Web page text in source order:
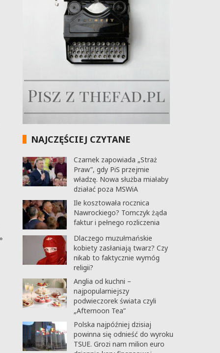
NAJCZĘŚCIEJ CZYTANE
Czarnek zapowiada „Straż
Praw”, gdy PiS przejmie
władzę. Nowa służba miałaby
działać poza MSWiA
Ile kosztowała rocznica
Nawrockiego? Tomczyk żąda
faktur i pełnego rozliczenia
Dlaczego muzułmańskie
kobiety zasłaniają twarz? Czy
nikab to faktycznie wymóg
religii?
Anglia od kuchni –
najpopularniejszy
podwieczorek świata czyli
„Afternoon Tea”
Polska najpóźniej dzisiaj
powinna się odnieść do wyroku
TSUE. Grozi nam milion euro